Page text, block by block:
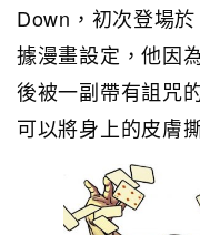
Down，初次登場
據漫畫設定，他因
後被一副帶有詛咒
可以將身上的皮膚